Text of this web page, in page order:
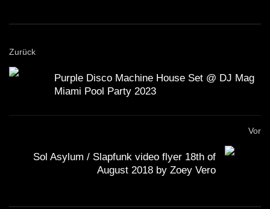
Zurück
Purple Disco Machine House Set @ DJ Mag
Miami Pool Party 2023
Vor
Sol Asylum / Slapfunk video flyer 18th of
August 2018 by Zoey Vero